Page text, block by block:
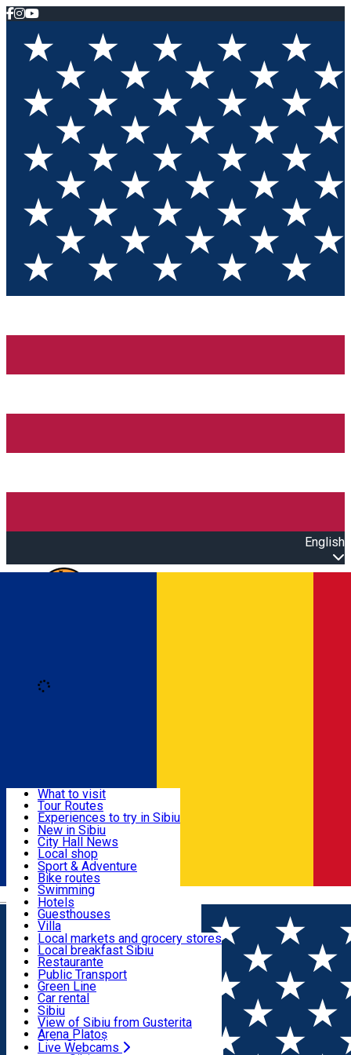
English
Română
Useful info
Activities & Adventure
Accommodation
Food, Drinks & Nightlife
Transport & Parking
Live Webcams
What to visit
Tour Routes
Experiences to try in Sibiu
Podcast
Culture
Museums
Churches
Parks, Zoo
County of Sibiu
New in Sibiu
City Hall News
Local shop
Sibiu artisans
Sibiul Verde
Public services
Education
How do I get to Sibiu
Tourist Info
Tour Guides
Guided tours
Publicații locale
Beauty salons
Sport & Adventure
Bike routes
Swimming
Riding
Indoor activities
Loc de joacă indoor
Loc de joacă outdoor
Ski
Ice skating
Yoga
Hotels
Guesthouses
Villa
Hostels
Motel
Camping
Renting rooms
Rooms for rent
Accommodation outside Sibiu
Local markets and grocery stores
Local breakfast Sibiu
Restaurante
Pizza
Fast Food
Coffee
Sweets
Pub, Bar
Night clubs
Bakeries
Public Transport
Green Line
Car rental
Rent a bike
Scooter rentals
Taxi
Ride Sharing
Sibiu
View of Sibiu from Gusterita
Arena Platoș
Live Webcams